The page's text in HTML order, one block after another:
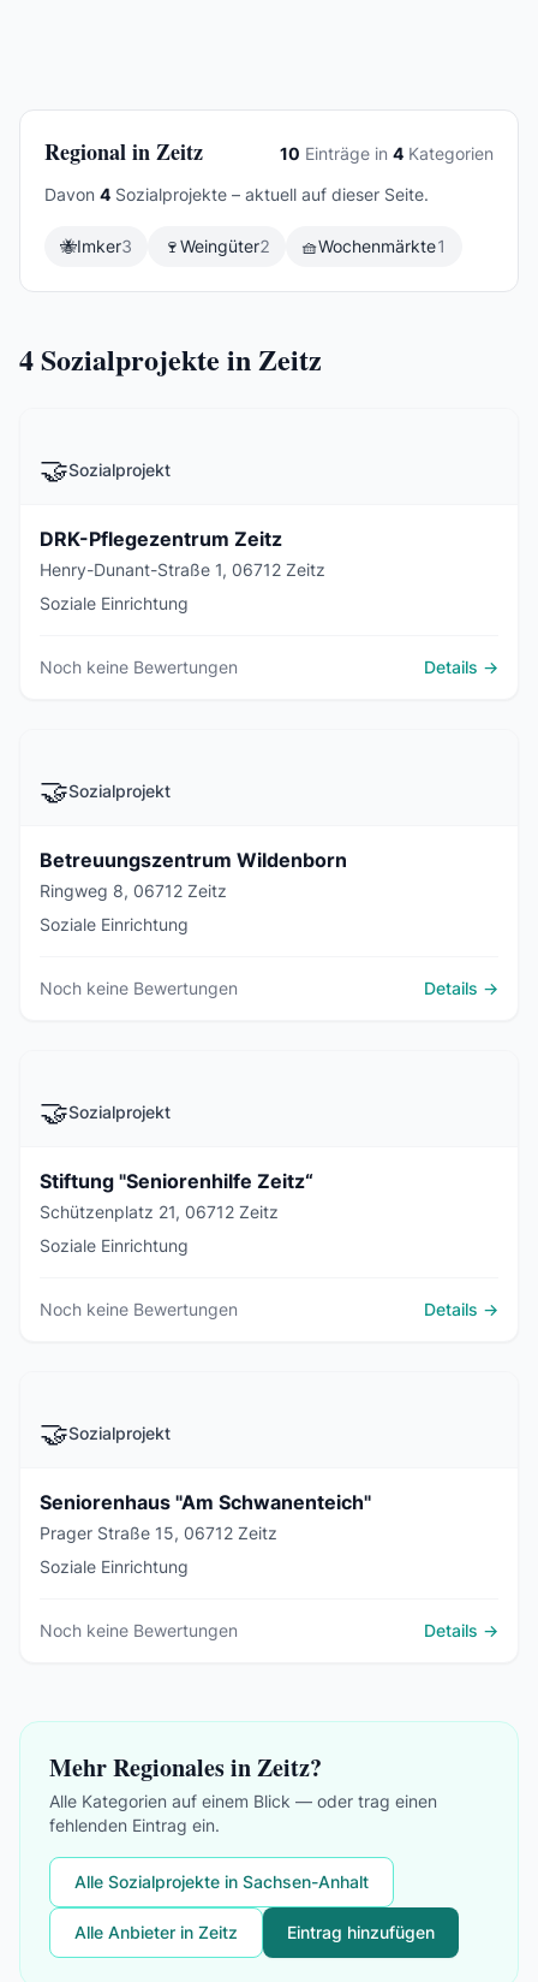
Regional in Zeitz 10 Einträge in 4 Kategorien
Davon 4 Sozialprojekte – aktuell auf dieser Seite.
🐝Imker3 🍷Weingüter2 🧺Wochenmärkte1
4Sozialprojekte in Zeitz
🤝Sozialprojekt
DRK-Pflegezentrum Zeitz
Henry-Dunant-Straße 1, 06712 Zeitz
Soziale Einrichtung
Noch keine Bewertungen Details →
🤝Sozialprojekt
Betreuungszentrum Wildenborn
Ringweg 8, 06712 Zeitz
Soziale Einrichtung
Noch keine Bewertungen Details →
🤝Sozialprojekt
Stiftung "Seniorenhilfe Zeitz“
Schützenplatz 21, 06712 Zeitz
Soziale Einrichtung
Noch keine Bewertungen Details →
🤝Sozialprojekt
Seniorenhaus "Am Schwanenteich"
Prager Straße 15, 06712 Zeitz
Soziale Einrichtung
Noch keine Bewertungen Details →
Mehr Regionales in Zeitz?
Alle Kategorien auf einem Blick — oder trag einen
fehlenden Eintrag ein.
Alle Sozialprojekte in Sachsen-Anhalt
Alle Anbieter in Zeitz Eintrag hinzufügen